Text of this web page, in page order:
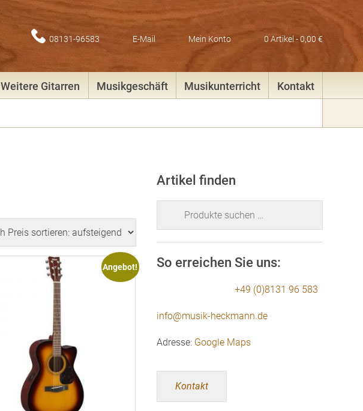
08131-96583 E-Mail Mein Konto 0 Artikel -0,00 €
Weitere Gitarren Musikgeschäft Musikunterricht Kontakt
Angebot!
Artikel finden
So erreichen Sie uns:
+49 (0)8131 96 583
info@musik-heckmann.de
Adresse: Google Maps
Kontakt